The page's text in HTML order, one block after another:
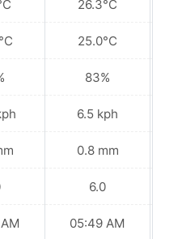
26.3°C
25.0°C
83%
6.5 kph
0.8 mm
6.0
05:49 AM